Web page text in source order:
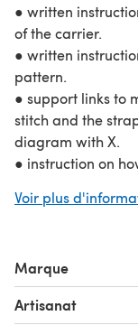
● written
of the carrier.
● written
pattern.
● support links to
stitch and the
diagram with X.
● instruction on
Use any yarn you
● when using a 2
will be
● when using a 3/
Voir plus
Marque
Artisanat